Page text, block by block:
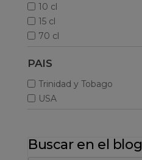
10 cl
15 cl
70 cl
PAIS
Trinidad y Tobago
USA
Buscar en el blog